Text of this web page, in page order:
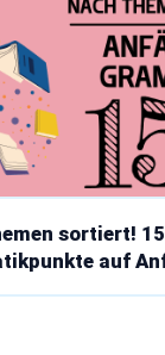
sortiert!
auf